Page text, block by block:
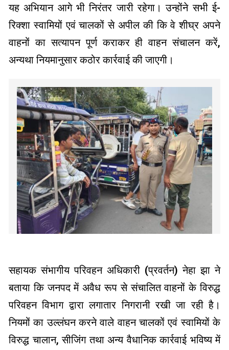
यह अभियान आगे भी निरंतर जारी रहेगा। उन्होंने सभी ई-
रिक्शा स्वामियों एवं चालकों से अपील की कि वे शीघ्र अपने
वाहनों का सत्यापन पूर्ण कराकर ही वाहन संचालन करें,
अन्यथा नियमानुसार कठोर कार्रवाई की जाएगी।
सहायक संभागीय परिवहन अधिकारी (प्रवर्तन) नेहा झा ने
बताया कि जनपद में अवैध रूप से संचालित वाहनों के विरुद्ध
परिवहन विभाग द्वारा लगातार निगरानी रखी जा रही है।
नियमों का उल्लंघन करने वाले वाहन चालकों एवं स्वामियों के
विरुद्ध चालान, सीजिंग तथा अन्य वैधानिक कार्रवाई भविष्य में